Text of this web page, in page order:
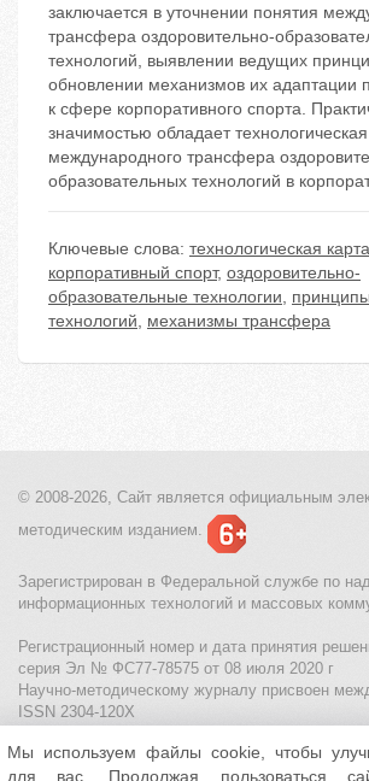
заключается в уточнении понятия
трансфера оздоровительно-
технологий, выявлении ведущих
обновлении механизмов их адаптации
к сфере корпоративного спорта.
значимостью обладает
международного трансфера
образовательных технологий в
Ключевые слова: технологическая карта
корпоративный спорт, оздоровительно-
образовательные технологии,
технологий, механизмы трансфера
© 2008-2026, Сайт является официальным
методическим изданием.
Зарегистрирован в Федеральной службе по
информационных технологий и массовых
Регистрационный номер и дата принятия
серия Эл № ФС77-78575 от 08 июля 2020 г
Научно-методическому журналу присвоен
ISSN 2304-120X
МЦИТО|Школьные олимпиады и онлайн
Политика использования файлов cookie|
Мы используем файлы cookie, чтобы
для вас. Продолжая пользоваться